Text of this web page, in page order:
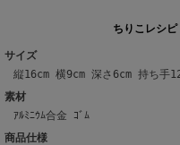
ちりこレシ
サイズ
縦16cm 横9cm 深さ6cm 持ち手
素材
ｱﾙﾐﾆｳﾑ合金 ｺﾞﾑ
商品仕様